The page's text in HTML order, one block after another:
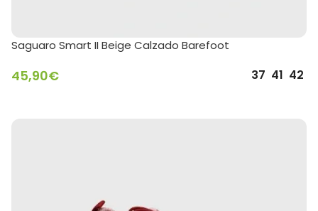
Saguaro Smart II Beige Calzado Barefoot
45,90€ 37 41 42